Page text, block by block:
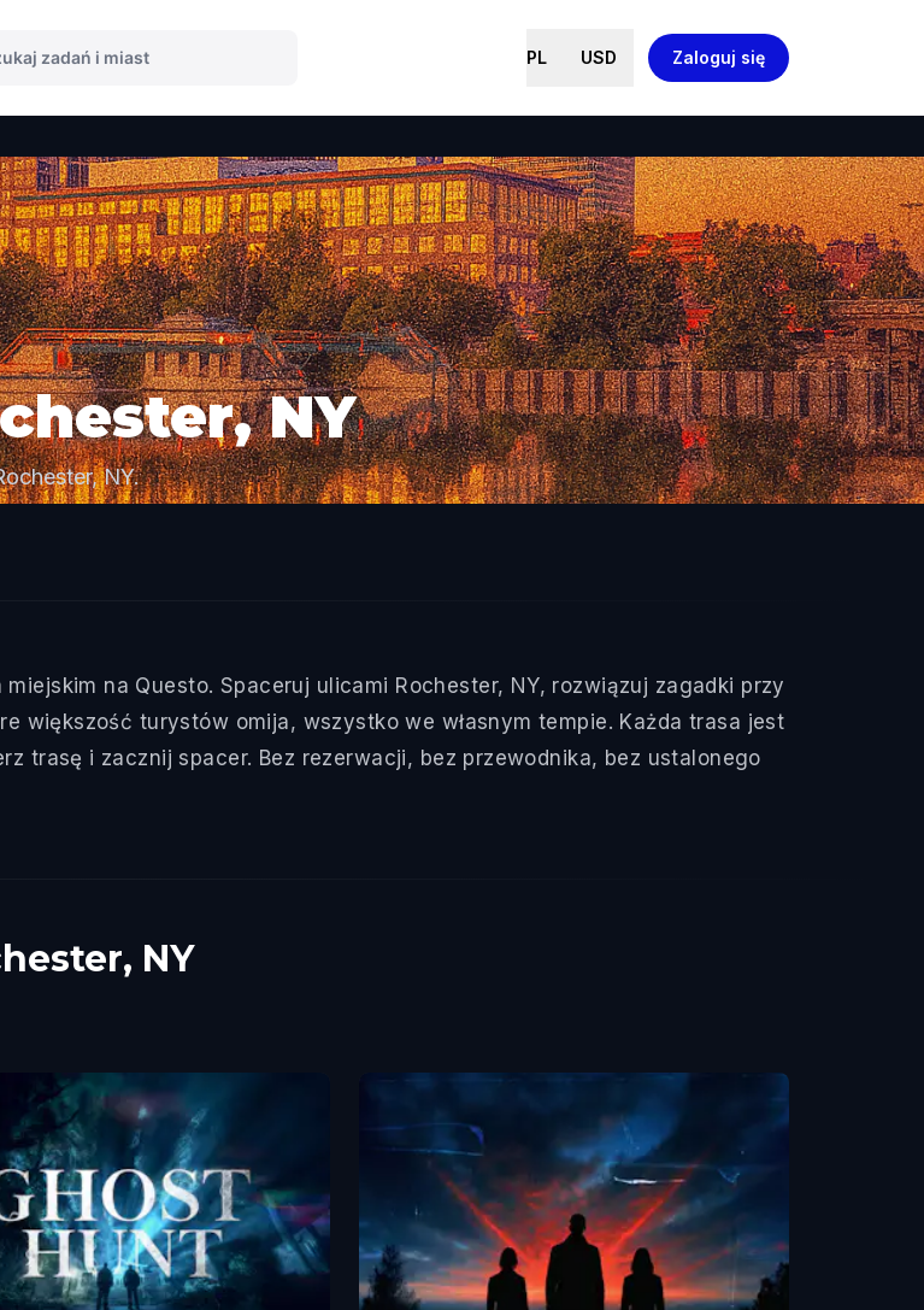
PL USD Zaloguj się
NY
NY.
na Questo. Spaceruj ulicami Rochester, NY, rozwiązuj zagadki przy
większość turystów omija, wszystko we własnym tempie. Każda trasa jest
trasę i zacznij spacer. Bez rezerwacji, bez przewodnika, bez ustalonego
NY